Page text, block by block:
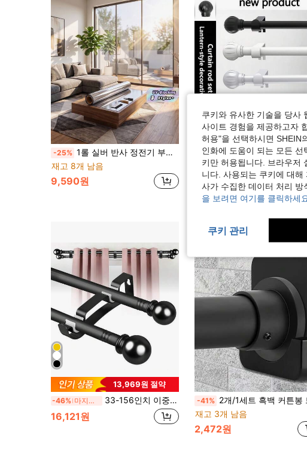
-25% 1롤 실버 반사 정전기 부착식 단방향 프라이버시 윈도우 필름, 열 차단 & 자외선 차단 슬라이딩 도어용, 홈 & 홀리데이 장식, 생일/졸업 선물
재고 8개 남음
9,590원
4,158원 절약
-37% 마지막 3일 1개, 5/8인치 금속 커튼봉/로마봉/샤워 커튼봉. 나선형 커넥터는 45인치에서 147인치까지 확장되며, 벽걸이형으로 튼튼하고 내구성이 좋습니다. 랜턴 장식 커튼봉 브래킷 세트, 화이트, 블랙, 골드, 실버 색상
7,132원
13,969원 절약
-46% 마지막 3일 33-156인치 이중 막대 커튼 세트, 브래킷이 있는 이중 레이어 커튼 막대, 5/8인치 직경 블랙 소형 암막 이중 레이어 커튼 막대, 침실, 거실에 적합
16,121원
-41% 2개/1세트 흑백 커튼봉 브래킷 사이즈 8.5cm/3.34in * 6cm/2.36in 최대 5cm/1.97in 직경의 다양한 커튼봉에 적합 드릴
재고 3개 남음
2,472원
쿠키와 유사한 기술을 당사
사이트 경험을 제공하고자
허용"을 선택하시면 SHEIN
인화에 도움이 되는 모든
키만 허용됩니다. 브라우저
니다. 사용되는 쿠키에 대
사가 수집한 데이터 처리 방
을 보려면 여기를 클릭하세
쿠키 관리